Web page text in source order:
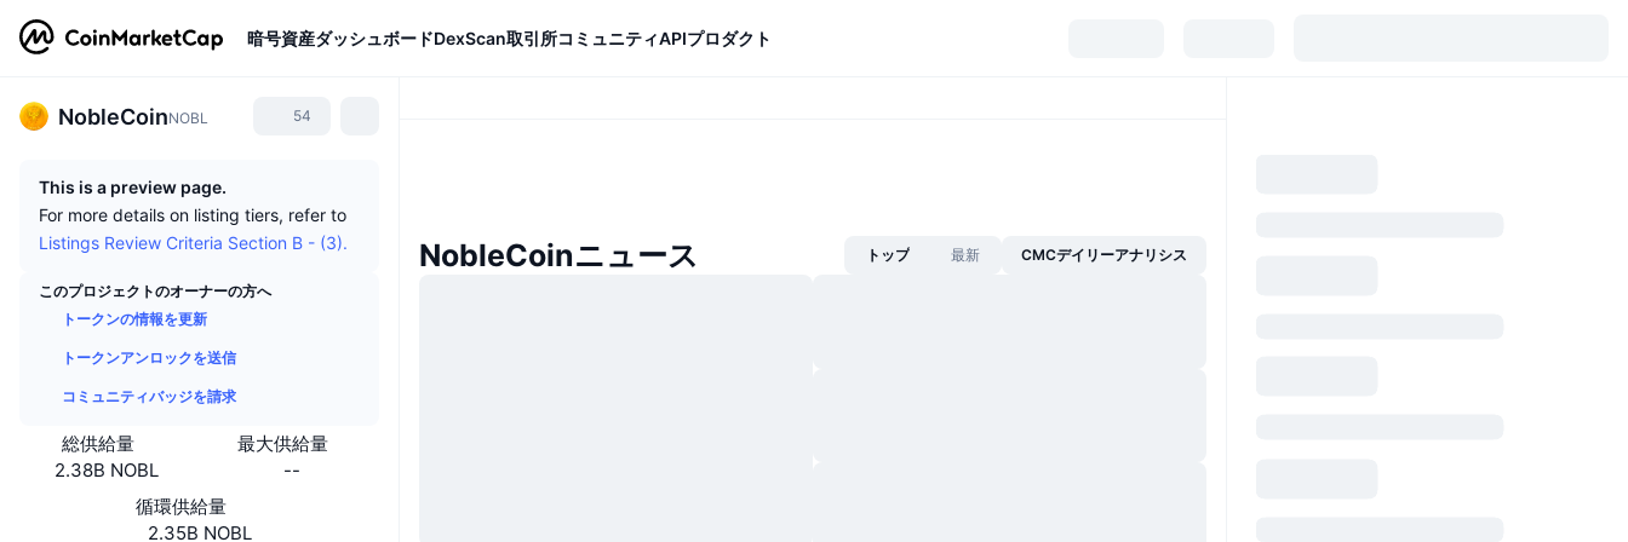
暗号資産ダッシュボードDexScan取引所コミュニティAPIプロダクト
NobleCoinNOBL 54
This is a preview page.
For more details on listing tiers, refer to
Listings Review Criteria Section B - (3).
このプロジェクトのオーナーの方へ
トークンの情報を更新
トークンアンロックを送信
コミュニティバッジを請求
総供給量
2.38B NOBL
最大供給量
--
循環供給量
2.35B NOBL
NobleCoinニュース トップ 最新 CMCデイリーアナリシス